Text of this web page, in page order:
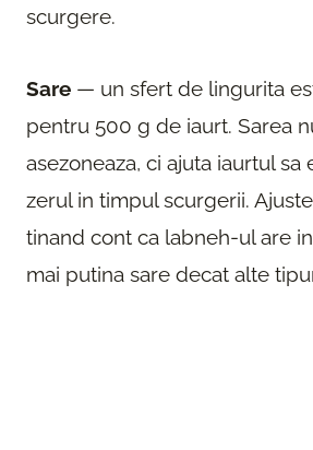
scurgere.
Sare — un sfert de lingurita
pentru 500 g de iaurt. Sarea
asezoneaza, ci ajuta iaurtul sa
zerul in timpul scurgerii.
tinand cont ca labneh-ul are
mai putina sare decat alte